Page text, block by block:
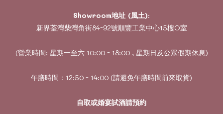
Showroom地址 (風土):
新界荃灣柴灣角街84-92號順豐工業中心15樓O室
(營業時間: 星期一至六 10:00 - 18:00 , 星期日及公眾假期休息)
午膳時間：12:50 - 14:00 (請避免午膳時間前來取貨)
自取或婚宴試酒請預約